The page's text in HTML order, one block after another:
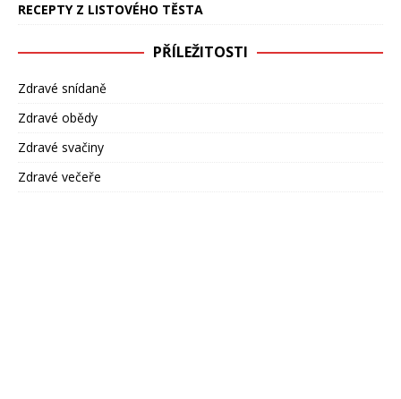
RECEPTY Z LISTOVÉHO TĚSTA
PŘÍLEŽITOSTI
Zdravé snídaně
Zdravé obědy
Zdravé svačiny
Zdravé večeře